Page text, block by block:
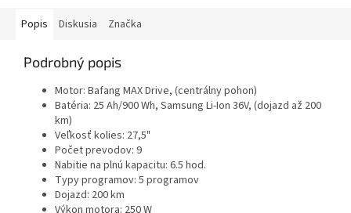
Popis Diskusia Značka
Podrobný popis
Motor: Bafang MAX Drive, (centrálny pohon)
Batéria: 25 Ah/900 Wh, Samsung Li-Ion 36V, (dojazd až 200
km)
Veľkosť kolies: 27,5"
Počet prevodov: 9
Nabitie na plnú kapacitu: 6.5 hod.
Typy programov: 5 programov
Dojazd: 200 km